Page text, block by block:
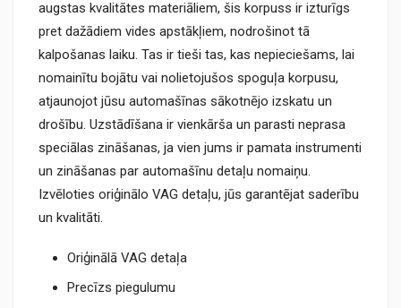
augstas kvalitātes materiāliem, šis korpuss ir izturīgs
pret dažādiem vides apstākļiem, nodrošinot tā
kalpošanas laiku. Tas ir tieši tas, kas nepieciešams, lai
nomainītu bojātu vai nolietojušos spoguļa korpusu,
atjaunojot jūsu automašīnas sākotnējo izskatu un
drošību. Uzstādīšana ir vienkārša un parasti neprasa
speciālas zināšanas, ja vien jums ir pamata instrumenti
un zināšanas par automašīnu detaļu nomaiņu.
Izvēloties oriģinālo VAG detaļu, jūs garantējat saderību
un kvalitāti.
Oriģinālā VAG detaļa
Precīzs piegulumu